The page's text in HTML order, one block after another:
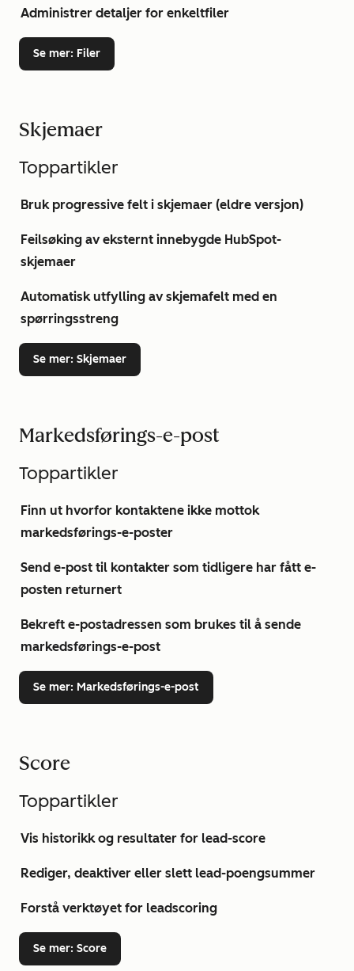
Administrer detaljer for enkeltfiler
Se mer: Filer
Skjemaer
Toppartikler
Bruk progressive felt i skjemaer (eldre versjon)
Feilsøking av eksternt innebygde HubSpot-
skjemaer
Automatisk utfylling av skjemafelt med en
spørringsstreng
Se mer: Skjemaer
Markedsførings-e-post
Toppartikler
Finn ut hvorfor kontaktene ikke mottok
markedsførings-e-poster
Send e-post til kontakter som tidligere har fått e-
posten returnert
Bekreft e-postadressen som brukes til å sende
markedsførings-e-post
Se mer: Markedsførings-e-post
Score
Toppartikler
Vis historikk og resultater for lead-score
Rediger, deaktiver eller slett lead-poengsummer
Forstå verktøyet for leadscoring
Se mer: Score